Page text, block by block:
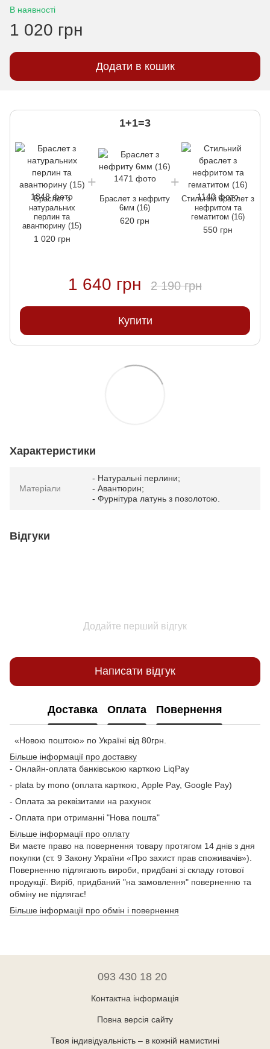
В наявності
1 020 грн
Додати в кошик
1+1=3
Браслет з
натуральних
перлин та
авантюрину (15)
1 020 грн
Браслет з нефриту
6мм (16)
620 грн
Стильний браслет з
нефритом та
гематитом (16)
550 грн
1 640 грн 2 190 грн
Купити
Характеристики
Матеріали
- Натуральні перлини;
- Авантюрин;
- Фурнітура латунь з позолотою.
Відгуки
Додайте перший відгук
Написати відгук
Доставка Оплата Повернення
«Новою поштою» по Україні від 80грн.
Більше інформації про доставку
- Онлайн-оплата банківською карткою LiqPay
- plata by mono (оплата карткою, Apple Pay, Google Pay)
- Оплата за реквізитами на рахунок
- Оплата при отриманні "Нова пошта"
Більше інформації про оплату
Ви маєте право на повернення товару протягом 14 днів з дня
покупки (ст. 9 Закону України «Про захист прав споживачів»).
Поверненню підлягають вироби, придбані зі складу готової
продукції. Виріб, придбаний "на замовлення" поверненню та
обміну не підлягає!
Більше інформації про обмін і повернення
093 430 18 20
Контактна інформація
Повна версія сайту
Твоя індивідуальність – в кожній намистині